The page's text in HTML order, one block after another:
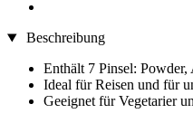
Beschreibung
Enthält 7 Pinsel:
Ideal für Reisen und für
Geeignet für Vegetarier